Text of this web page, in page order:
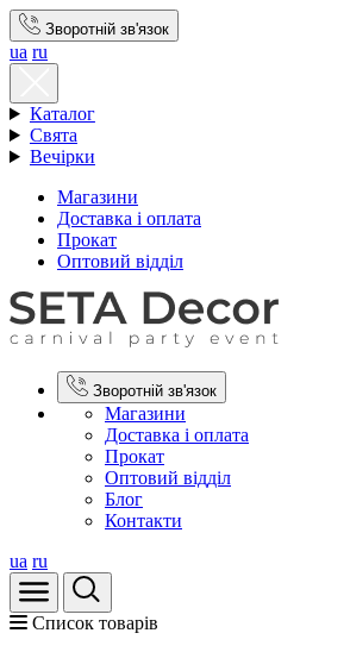
Зворотній зв'язок
ua ru
Каталог
Свята
Вечірки
Магазини
Доставка і оплата
Прокат
Оптовий відділ
Зворотній зв'язок
Магазини
Доставка і оплата
Прокат
Оптовий відділ
Блог
Контакти
ua ru
Список товарів